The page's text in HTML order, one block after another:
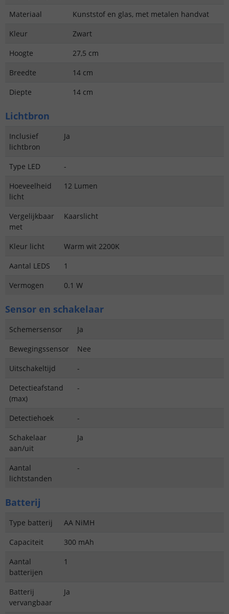
Materiaal
Kunststof en glas, met metalen handvat
Kleur
Zwart
Hoogte
27,5 cm
Breedte
14 cm
Diepte
14 cm
Lichtbron
Inclusief
lichtbron
Ja
Type LED
-
Hoeveelheid
licht
12 Lumen
Vergelijkbaar
met
Kaarslicht
Kleur licht
Warm wit 2200K
Aantal LEDS
1
Vermogen
0.1 W
Sensor en schakelaar
Schemersensor
Ja
Bewegingssensor
Nee
Uitschakeltijd
-
Detectieafstand
(max)
-
Detectiehoek
-
Schakelaar
aan/uit
Ja
Aantal
lichtstanden
-
Batterij
Type batterij
AA NiMH
Capaciteit
300 mAh
Aantal
batterijen
1
Batterij
vervangbaar
Ja